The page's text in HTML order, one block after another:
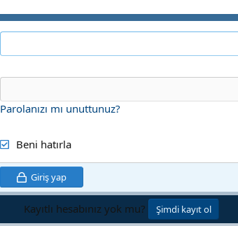
Parolanızı mı unuttunuz?
Beni hatırla
Giriş yap
Kayıtlı hesabınız yok mu? Şimdi kayıt ol